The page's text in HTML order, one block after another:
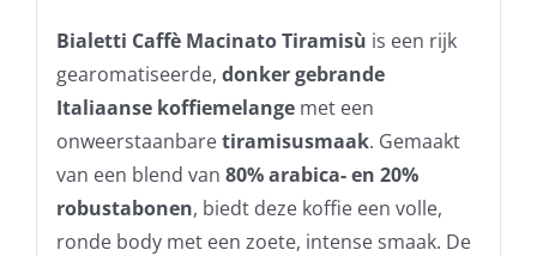
Bialetti Caffè Macinato Tiramisù is een rijk
gearomatiseerde, donker gebrande
Italiaanse koffiemelangemet een
onweerstaanbaretiramisusmaak. Gemaakt
van een blend van 80% arabica- en 20%
robustabonen, biedt deze koffie een volle,
ronde body met een zoete, intense smaak. De